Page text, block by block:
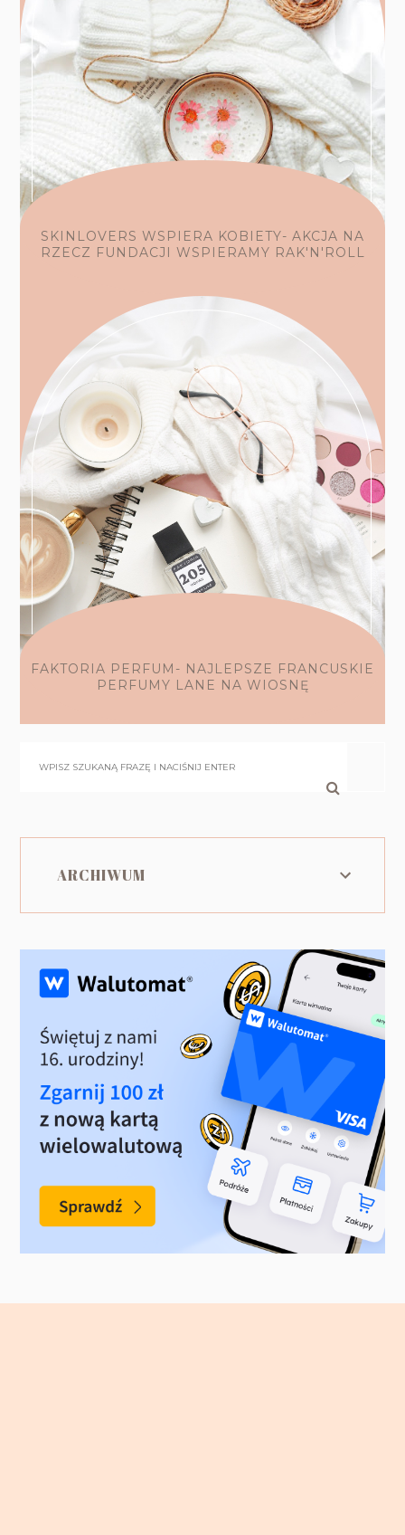
SKINLOVERS WSPIERA KOBIETY- AKCJA NA
RZECZ FUNDACJI WSPIERAMY RAK'N'ROLL
FAKTORIA PERFUM- NAJLEPSZE FRANCUSKIE
PERFUMY LANE NA WIOSNĘ
ARCHIWUM